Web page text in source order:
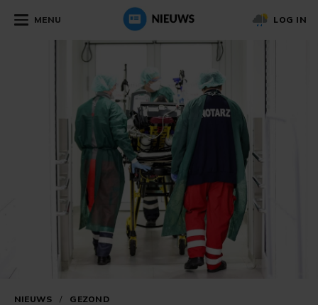
MENU LOG IN
NIEUWS / GEZOND